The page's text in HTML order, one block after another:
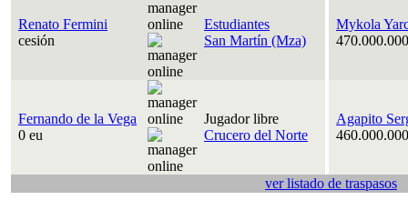
Renato Fermini
cesión
Estudiantes
San Martín (Mza)
Mykola
Fernando de la Vega
0 eu
Jugador libre
Crucero del Norte
Agapito
ver listado de traspasos